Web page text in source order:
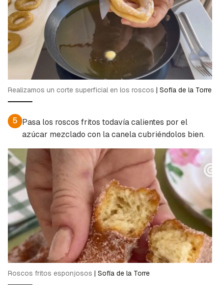
Realizamos un corte superficial en los roscos | Sofía de la Torre
5 Pasa los roscos fritos todavía calientes por el
azúcar mezclado con la canela cubriéndolos bien.
Roscos fritos esponjosos | Sofía de la Torre